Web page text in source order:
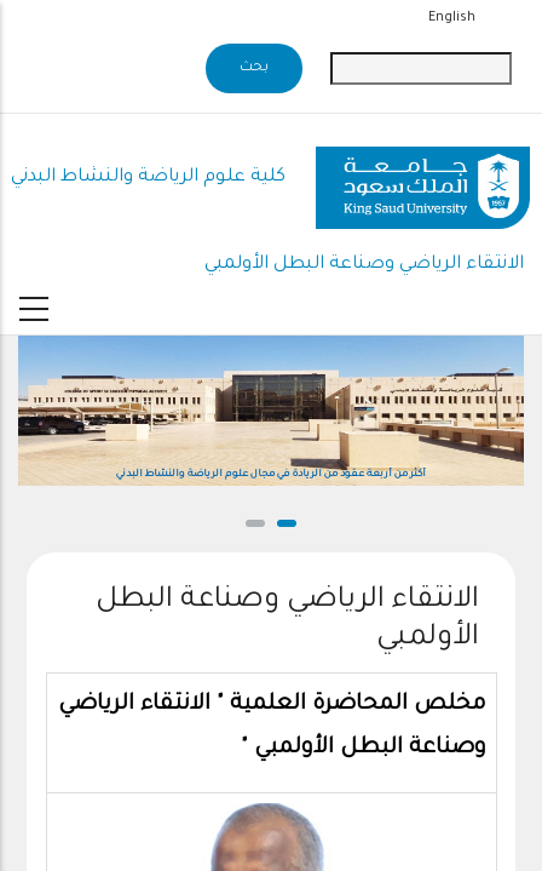
English
كلية علوم الرياضة والنشاط البدني
الانتقاء الرياضي وصناعة البطل الأولمبي
أكثر من أربعة عقود من الريادة في مجال علوم الرياضة والنشاط البدني
الانتقاء الرياضي وصناعة البطل
الأولمبي
مخلص المحاضرة العلمية " الانتقاء الرياضي
وصناعة البطل الأولمبي "